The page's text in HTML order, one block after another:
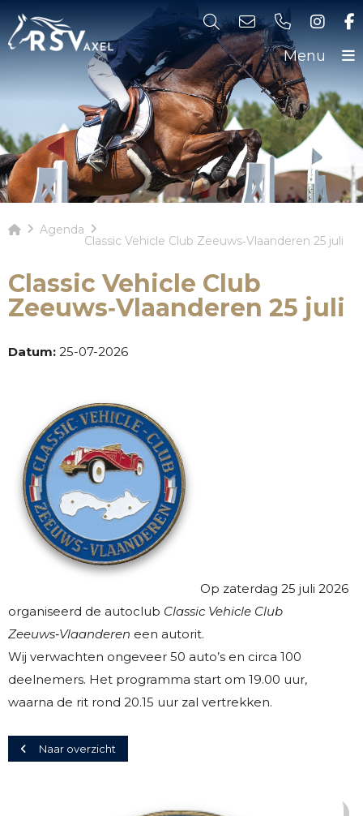
Menu
Agenda
Classic Vehicle Club Zeeuws‑Vlaanderen 25 juli
Classic Vehicle Club
Zeeuws‑Vlaanderen 25 juli
Datum: 25-07-2026
Op zaterdag 25 juli 2026
organiseerd de autoclub Classic Vehicle Club
Zeeuws‑Vlaanderen een autorit.
Wij verwachten ongeveer 50 auto’s en circa 100
deelnemers. Het programma start om 19.00 uur,
waarna de rit rond 20.15 uur zal vertrekken.
Naar overzicht